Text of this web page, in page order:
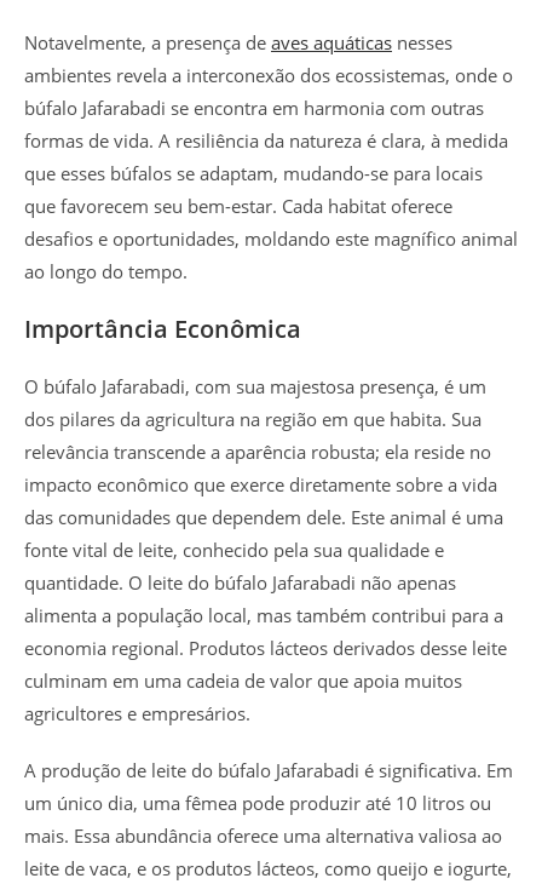
Notavelmente, a presença de aves aquáticas nesses
ambientes revela a interconexão dos ecossistemas, onde o
búfalo Jafarabadi se encontra em harmonia com outras
formas de vida. A resiliência da natureza é clara, à medida
que esses búfalos se adaptam, mudando-se para locais
que favorecem seu bem-estar. Cada habitat oferece
desafios e oportunidades, moldando este magnífico animal
ao longo do tempo.
Importância Econômica
O búfalo Jafarabadi, com sua majestosa presença, é um
dos pilares da agricultura na região em que habita. Sua
relevância transcende a aparência robusta; ela reside no
impacto econômico que exerce diretamente sobre a vida
das comunidades que dependem dele. Este animal é uma
fonte vital de leite, conhecido pela sua qualidade e
quantidade. O leite do búfalo Jafarabadi não apenas
alimenta a população local, mas também contribui para a
economia regional. Produtos lácteos derivados desse leite
culminam em uma cadeia de valor que apoia muitos
agricultores e empresários.
A produção de leite do búfalo Jafarabadi é significativa. Em
um único dia, uma fêmea pode produzir até 10 litros ou
mais. Essa abundância oferece uma alternativa valiosa ao
leite de vaca, e os produtos lácteos, como queijo e iogurte,